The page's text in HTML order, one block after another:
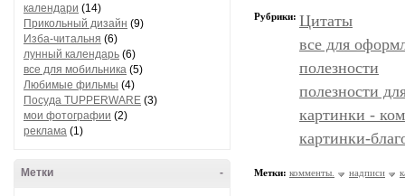
календари (14)
Прикольный дизайн (9)
Изба-читальня (6)
лунный календарь (6)
все для мобильника (5)
Любимые фильмы (4)
Посуда TUPPERWARE (3)
мои фотографии (2)
реклама (1)
-
Метки
Рубрики: Цитаты
все для
полезности
полезности
картинки -
картинки-
Метки: комменты. надписи